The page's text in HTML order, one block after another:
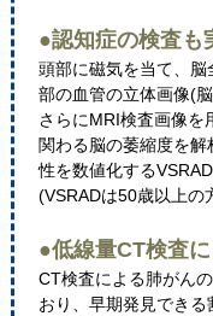
●認知症の検査も
頭部に磁気を当て、
部の血管の立体画像(
さらにMRI検査画像を
関わる脳の萎縮度を
性を数値化する
(VSRADは50歳以上の
●低線量CT検査
CT検査による肺がん
おり、早期発見できる